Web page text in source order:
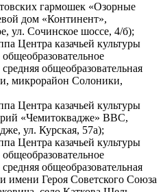
гармошек «Озорные
дом «Континент»,
ул. Сочинское шоссе, 4/б);
Центра казачьей культуры
общеобразовательная
микрорайон Солоники,
Центра казачьей культуры
«Чемитоквадже» ВВС,
ул. Курская, 57а);
Центра казачьей культуры
общеобразовательная
имени Героя Советского Союза